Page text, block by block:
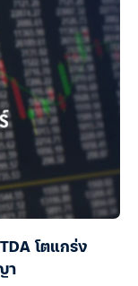
โตแกร่ง
า